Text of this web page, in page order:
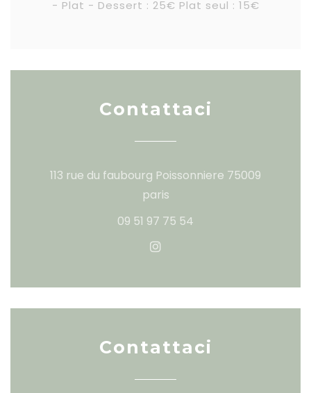
- Plat - Dessert : 25€ Plat seul : 15€
Contattaci
113 rue du faubourg Poissonniere 75009
paris((apre una nuova
09 51 97 75 54
Instagram ((apre una
Contattaci